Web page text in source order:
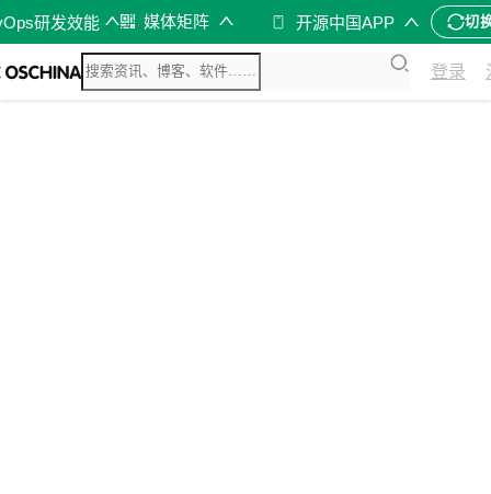
研发效能 媒体矩阵 开源中国APP 切
登录